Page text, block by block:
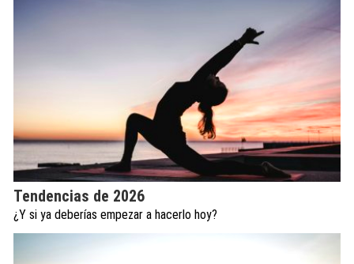
Tendencias de 2026
¿Y si ya deberías empezar a hacerlo hoy?